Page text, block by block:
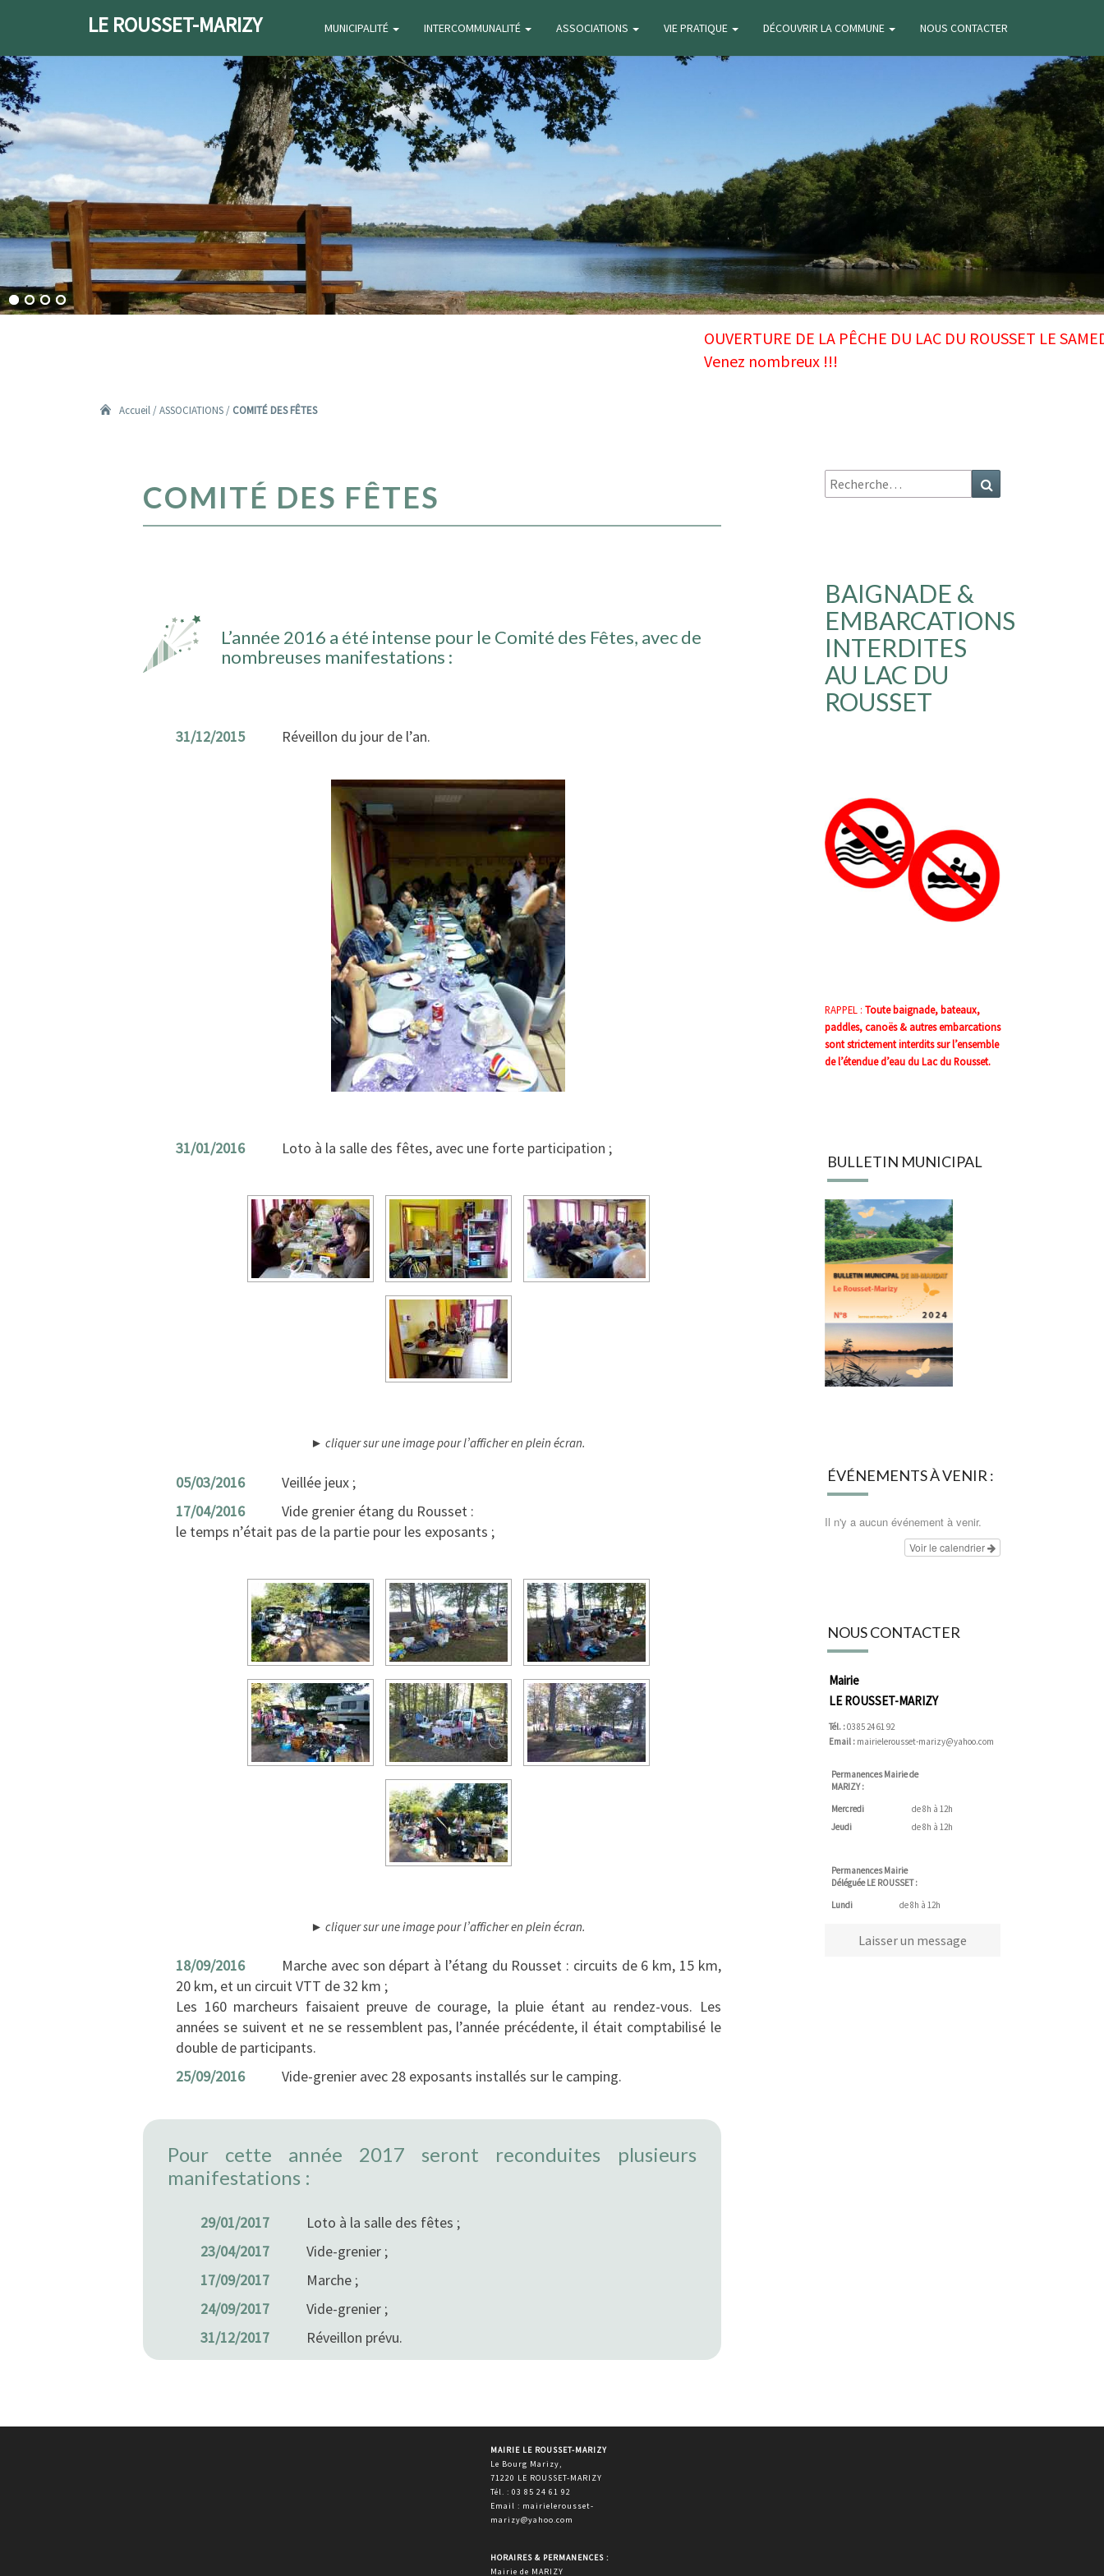
LE ROUSSET-MARIZY MUNICIPALITÉ INTERCOMMUNALITÉ ASSOCIATIONS VIE PRATIQUE DÉCOUVRIR LA COMMUNE NOUS CONTACTER
Accueil/ASSOCIATIONS/ COMITÉ DES FÊTES
DES
COMITÉ DES FÊTES
L’année 2016 a été intense pour le Comité des Fêtes, avec de
nombreuses manifestations :
31/12/2015 Réveillon du jour de l’an.
31/01/2016 Loto à la salle des fêtes, avec une forte participation ;
► cliquer sur une image pour l’afficher en plein écran.
05/03/2016
Veillée jeux ;
17/04/2016
Vide grenier étang du Rousset :
le temps n’était pas de la partie pour les exposants ;
► cliquer sur une image pour l’afficher en plein écran.
18/09/2016
Marche avec son départ à l’étang du Rousset : circuits de 6 km, 15 km,
20 km, et un circuit VTT de 32 km ;
Les 160 marcheurs faisaient preuve de courage, la pluie étant au rendez-vous. Les
années se suivent et ne se ressemblent pas, l’année précédente, il était comptabilisé le
double de participants.
25/09/2016
Vide-grenier avec 28 exposants installés sur le camping.
Pour cette année 2017 seront reconduites plusieurs
manifestations :
29/01/2017
Loto à la salle des fêtes ;
23/04/2017
Vide-grenier ;
17/09/2017
Marche ;
24/09/2017
Vide-grenier ;
31/12/2017
Réveillon prévu.
Recherche
:
BAIGNADE &
EMBARCATIONS
INTERDITES
AU LAC DU
ROUSSET
RAPPEL : Toute baignade, bateaux,
paddles, canoës & autres embarcations
sont strictement interdits sur l’ensemble
de l’étendue d’eau du Lac du Rousset.
BULLETIN MUNICIPAL
ÉVÉNEMENTS À VENIR :
Il n'y a aucun événement à venir.
Voir le calendrier
NOUS CONTACTER
Mairie
LE ROUSSET-MARIZY
Tél. :03 85 24 61 92
Email : mairielerousset-marizy@yahoo.com
Permanences Mairie de
MARIZY :
Mercredi
de 8h à 12h
Jeudi
de 8h à 12h
Permanences Mairie
Déléguée LE ROUSSET :
Lundi
de 8h à 12h
Laisser un message
MAIRIE LE ROUSSET-MARIZY
Le Bourg Marizy,
71220 LE ROUSSET-MARIZY
Tél. : 03 85 24 61 92
Email : mairielerousset-
marizy@yahoo.com
HORAIRES & PERMANENCES :
Mairie de MARIZY